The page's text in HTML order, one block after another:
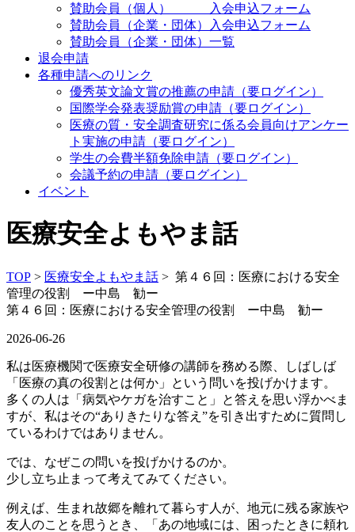
賛助会員（個人） 入会申込フォーム
賛助会員（企業・団体）入会申込フォーム
賛助会員（企業・団体）一覧
退会申請
各種申請へのリンク
優秀英文論文賞の推薦の申請（要ログイン）
国際学会発表奨励賞の申請（要ログイン）
医療の質・安全調査研究に係る会員向けアンケー
ト実施の申請（要ログイン）
学生の会費半額免除申請（要ログイン）
会議予約の申請（要ログイン）
イベント
医療安全よもやま話
TOP > 医療安全よもやま話 > 第４６回：医療における安全
管理の役割 ー中島 勧ー
第４６回：医療における安全管理の役割 ー中島 勧ー
2026-06-26
私は医療機関で医療安全研修の講師を務める際、しばしば
「医療の真の役割とは何か」という問いを投げかけます。
多くの人は「病気やケガを治すこと」と答えを思い浮かべま
すが、私はその“ありきたりな答え”を引き出すために質問し
ているわけではありません。
では、なぜこの問いを投げかけるのか。
少し立ち止まって考えてみてください。
例えば、生まれ故郷を離れて暮らす人が、地元に残る家族や
友人のことを思うとき、「あの地域には、困ったときに頼れ